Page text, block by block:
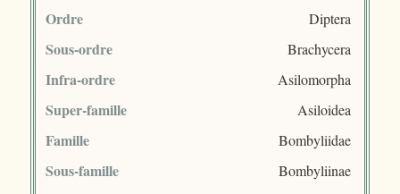
Ordre Diptera
Sous-ordre Brachycera
Infra-ordre Asilomorpha
Super-famille Asiloidea
Famille Bombyliidae
Sous-famille Bombyliinae